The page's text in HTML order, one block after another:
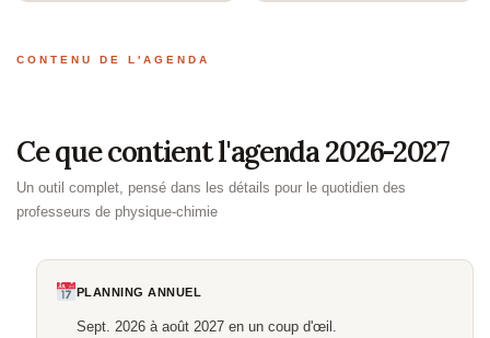
CONTENU DE L'AGENDA
Ce que contient l'agenda 2026-2027
Un outil complet, pensé dans les détails pour le quotidien des
professeurs de physique-chimie
PLANNING ANNUEL
Sept. 2026 à août 2027 en un coup d'œil.